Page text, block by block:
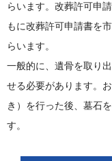
らいます。改葬許可申
もに改葬許可申請書を
らいます。
一般的に、遺骨を取り
せる必要があります。
き）を行った後、墓石
す。